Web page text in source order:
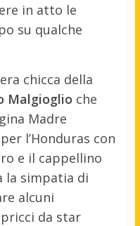
in atto le
su qualche
chicca della
Malgioglio che
Madre
l’Honduras con
e il cappellino
la simpatia di
alcuni
da star